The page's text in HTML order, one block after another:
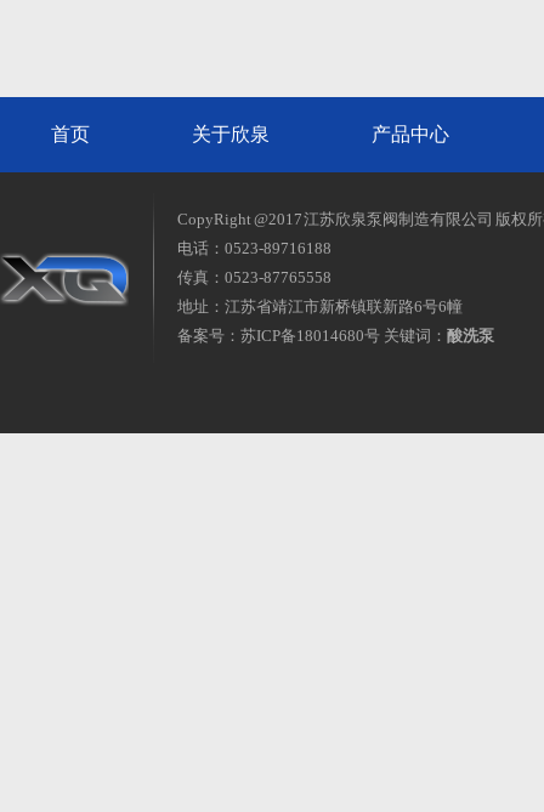
首页 关于欣泉 产品中心
CopyRight @2017 江苏欣泉泵阀制造有限公司 版权
电话：0523-89716188
传真：0523-87765558
地址：江苏省靖江市新桥镇联新路6号6幢
备案号： 苏ICP备18014680号 关键词： 酸洗泵